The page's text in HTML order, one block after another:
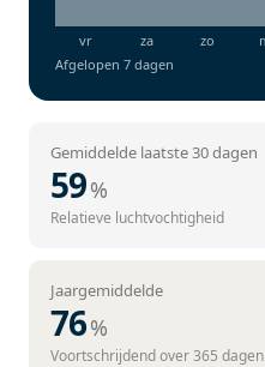
Afgelopen 7 dagen
Gemiddelde laatste 30 dagen
59%
Relatieve luchtvochtigheid
Jaargemiddelde
76%
Voortschrijdend over 365 dagen